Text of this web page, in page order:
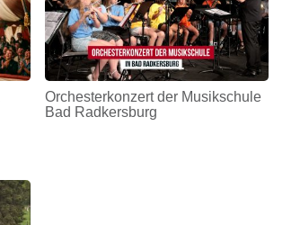
Orchesterkonzert der Musikschule
Bad Radkersburg